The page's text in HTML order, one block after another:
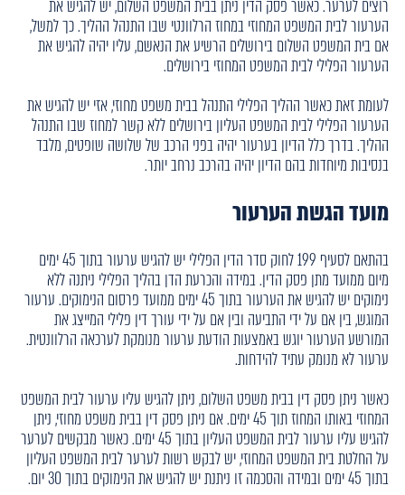
רוצים לערער. כאשר פסק הדין ניתן בבית המשפט השלום, יש להגיש את
הערעור לבית המשפט המחוזי במחוז הרלוונטי שבו התנהל ההליך. כך למשל,
אם בית המשפט השלום בירושלים הרשיע את הנאשם, עליו יהיה להגיש את
הערעור הפלילי לבית המשפט המחוזי בירושלים.
לעומת זאת כאשר ההליך הפלילי התנהל בבית משפט מחוזי, אזי יש להגיש את
הערעור הפלילי לבית המשפט העליון בירושלים ללא קשר למחוז שבו התנהל
ההליך. בדרך כלל הדיון בערעור יהיה בפני הרכב של שלושה שופטים, מלבד
בנסיבות מיוחדות בהם הדיון יהיה בהרכב נרחב יותר.
מועד הגשת הערעור
בהתאם לסעיף 199 לחוק סדר הדין הפלילי יש להגיש ערעור בתוך 45 ימים
מיום ממועד מתן פסק הדין. במידה והכרעת הדן בהליך הפלילי ניתנה ללא
נימוקים יש להגיש את הערעור בתוך 45 ימים ממועד פרסום הנימוקים. ערעור
המוגש, בין אם על ידי התביעה ובין אם על ידי עורך דין פלילי המייצג את
המורשע הערעור יוגש באמצעות הודעת ערעור מנומקת לערכאה הרלוונטית.
ערעור לא מנומק עתיד להידחות.
כאשר ניתן פסק דין בבית משפט השלום, ניתן להגיש עליו ערעור לבית המשפט
המחוזי באותו המחוז תוך 45 ימים. אם ניתן פסק דין בבית משפט מחוזי, ניתן
להגיש עליו ערעור לבית המשפט העליון בתוך 45 ימים. כאשר מבקשים לערער
על החלטת בית המשפט המחוזי, יש לבקש רשות לערער לבית המשפט העליון
בתוך 45 ימים ובמידה והסכמה זו ניתנת יש להגיש את הנימוקים בתוך 30 יום.